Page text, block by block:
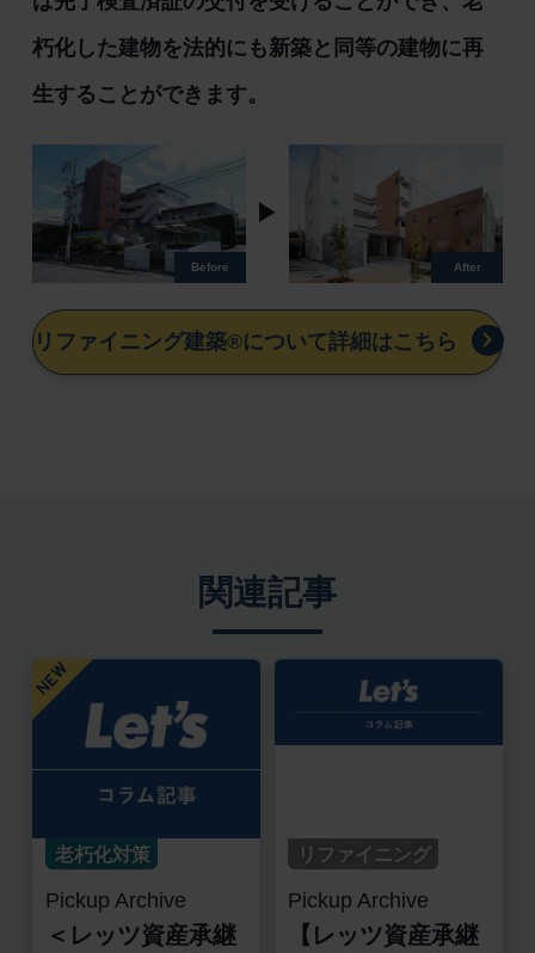
朽化した建物を法的にも新築と同等の建物に再
生することができます。
リファイニング建築®について詳細はこちら
関連記事
老朽化対策
Pickup Archive
＜レッツ資産承継
リファイニング
Pickup Archive
【レッツ資産承継